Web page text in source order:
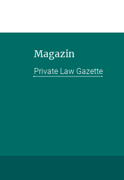
Magazin
Private Law Gazette